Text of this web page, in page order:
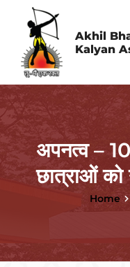
content
Akhil
Kalyan
अपनत्व –
छात्राओं को
Home